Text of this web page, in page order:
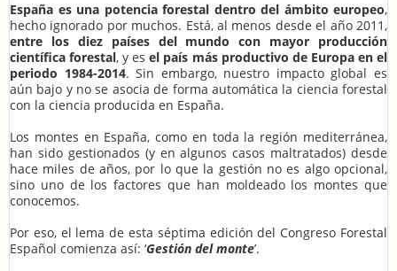
España es una potencia forestal dentro del ámbito europeo,
hecho ignorado por muchos. Está, al menos desde el año 2011,
entre los diez países del mundo con mayor producción
científica forestal, y esel país más productivo de Europa en el
periodo 1984-2014. Sin embargo, nuestro impacto global es
aún bajo y no se asocia de forma automática la ciencia forestal
con la ciencia producida en España.
Los montes en España, como en toda la región mediterránea,
han sido gestionados (y en algunos casos maltratados) desde
hace miles de años, por lo que la gestión no es algo opcional,
sino uno de los factores que han moldeado los montes que
conocemos.
Por eso, el lema de esta séptima edición del Congreso Forestal
Español comienza así: ‘Gestión del monte’.